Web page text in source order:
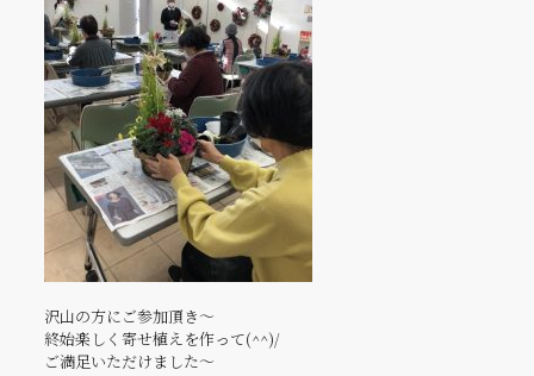
沢山の方にご参加頂き～
終始楽しく寄せ植えを作って(^^)/
ご満足いただけました～